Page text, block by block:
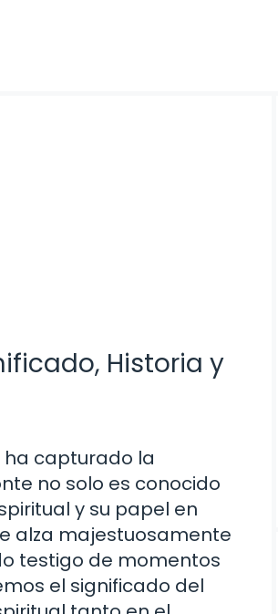
Historia y
ha capturado la
no solo es conocido
y su papel en
alza majestuosamente
testigo de momentos
el significado del